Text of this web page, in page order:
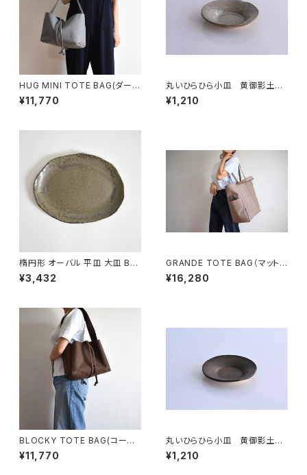
HUG MINI TOTE BAG(ダーク
グレー)
¥11,770
丸いひらひら小皿 黄御影土×
白鼠結晶釉
¥1,210
楕円形 オーバル 平皿 大皿 BS
P088
¥3,432
GRANDE TOTE BAG（マットブ
ラウン）
¥16,280
BLOCKY TOTE BAG(コーヒ
ー/ブラウン)
¥11,770
丸いひらひら小皿 黄御影土×
錆釉
¥1,210